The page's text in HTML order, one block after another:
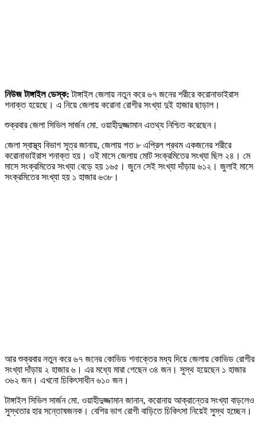
নিউজ টাঙ্গাইল ডেস্ক:টাঙ্গাইল জেলায় নতুন করে ৬৭ জনের শরীরে করোনাভাইরাস
শনাক্ত হয়েছে। এ নিয়ে জেলায় করোনা রোগীর সংখ্যা দুই হাজার ছাড়াল।
শুক্রবার জেলা সিভিল সার্জন মো. ওয়াহীদুজ্জামান এতথ্য নিশ্চিত করেছেন।
জেলা স্বাস্থ্য বিভাগ সূত্র জানায়, জেলায় গত ৮ এপ্রিল প্রথম একজনের শরীরে
করোনাভাইরাস শনাক্ত হয়। ওই মাসে জেলায় মোট সংক্রমিতের সংখ্যা ছিল ২৪। মে
মাসে সংক্রমিতের সংখ্যা বেড়ে হয় ১৬৫। জুনে সেই সংখ্যা দাঁড়ায় ৬১২। জুলাই মাসে
সংক্রমিতের সংখ্যা হয় ১ হাজার ৬৩৮।
আর শুক্রবার নতুন করে ৬৭ জনের কোভিড শনাক্তের মধ্য দিয়ে জেলায় কোভিড রোগীর
সংখ্যা দাঁড়ায় ২ হাজার ৬। এর মধ্যে মারা গেছেন ৩৪ জন। সুস্থ হয়েছেন ১ হাজার
৩৬২ জন। এখনো চিকিৎসাধীন ৬১০ জন।
টাঙ্গাইল সিভিল সার্জন মো. ওয়াহীদুজ্জামান জানান, করোনায় আক্রান্তের সংখ্যা বাড়লেও
সুস্থতার হার সন্তোষজনক। বেশির ভাগ রোগী বাড়িতে চিকিৎসা নিয়েই সুস্থ হচ্ছেন।